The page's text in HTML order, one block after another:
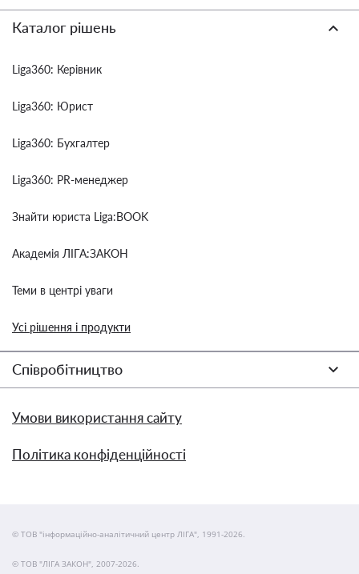
Каталог рішень
Liga360: Керівник
Liga360: Юрист
Liga360: Бухгалтер
Liga360: PR-менеджер
Знайти юриста Liga:BOOK
Академія ЛІГА:ЗАКОН
Теми в центрі уваги
Усі рішення і продукти
Співробітництво
Умови використання сайту
Політика конфіденційності
© ТОВ "інформаційно-аналітичний центр ЛІГА", 1991-2026.
© ТОВ "ЛІГА ЗАКОН", 2007-2026.